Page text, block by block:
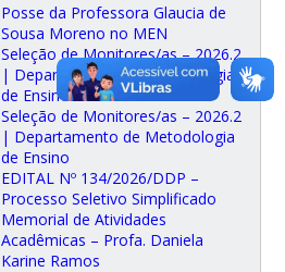
Posse da Professora Glaucia de
Sousa Moreno no MEN
Seleção de Monitores/as – 2026.2
| Departamento de Metodologia
de Ensino
Seleção de Monitores/as – 2026.2
| Departamento de Metodologia
de Ensino
EDITAL Nº 134/2026/DDP –
Processo Seletivo Simplificado
Memorial de Atividades
Acadêmicas – Profa. Daniela
Karine Ramos